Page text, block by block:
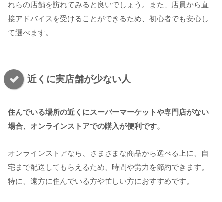
れらの店舗を訪れてみると良いでしょう。また、店員から直
接アドバイスを受けることができるため、初心者でも安心し
て選べます。
近くに実店舗が少ない人
住んでいる場所の近くにスーパーマーケットや専門店がない
場合、オンラインストアでの購入が便利です。
オンラインストアなら、さまざまな商品から選べる上に、自
宅まで配送してもらえるため、時間や労力を節約できます。
特に、遠方に住んでいる方や忙しい方におすすめです。